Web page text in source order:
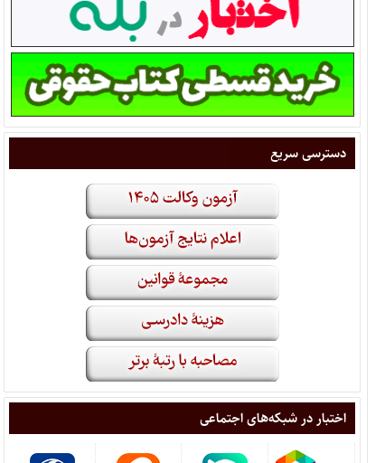
دسترسی سریع
اختبار در شبکه‌های اجتماعی